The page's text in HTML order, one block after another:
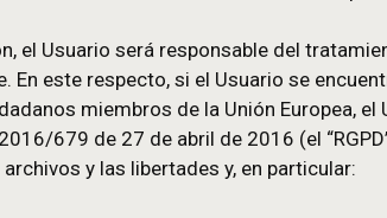
de tarjeta de crédito, y la
acceso a la información